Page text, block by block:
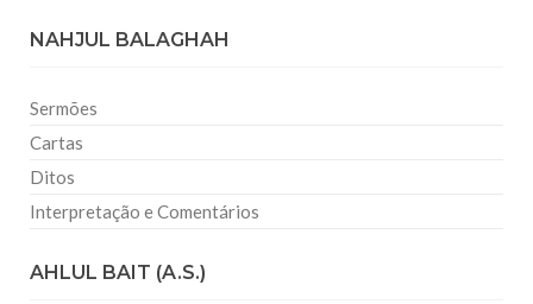
NAHJUL BALAGHAH
Sermões
Cartas
Ditos
Interpretação e Comentários
AHLUL BAIT (A.S.)